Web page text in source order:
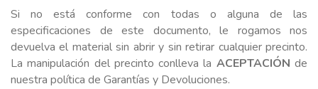
Si no está conforme con todas o alguna de las
especificaciones de este documento, le rogamos nos
devuelva el material sin abrir y sin retirar cualquier precinto.
La manipulación del precinto conlleva la ACEPTACIÓN de
nuestra política de Garantías y Devoluciones.